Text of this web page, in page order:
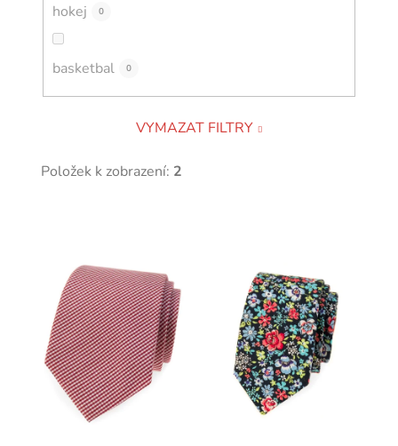
hokej 0
basketbal 0
VYMAZAT FILTRY
Položek k zobrazení: 2